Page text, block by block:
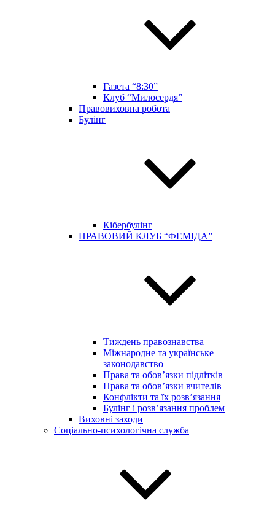
Газета “8:30”
Клуб “Милосердя”
Правовиховна робота
Булінг
Кібербулінг
ПРАВОВИЙ КЛУБ “ФЕМІДА”
Тиждень правознавства
Міжнародне та українське
законодавство
Права та обов’язки підлітків
Права та обов’язки вчителів
Конфлікти та їх розв’язання
Булінг і розв’язання проблем
Виховні заходи
Соціально-психологічна служба